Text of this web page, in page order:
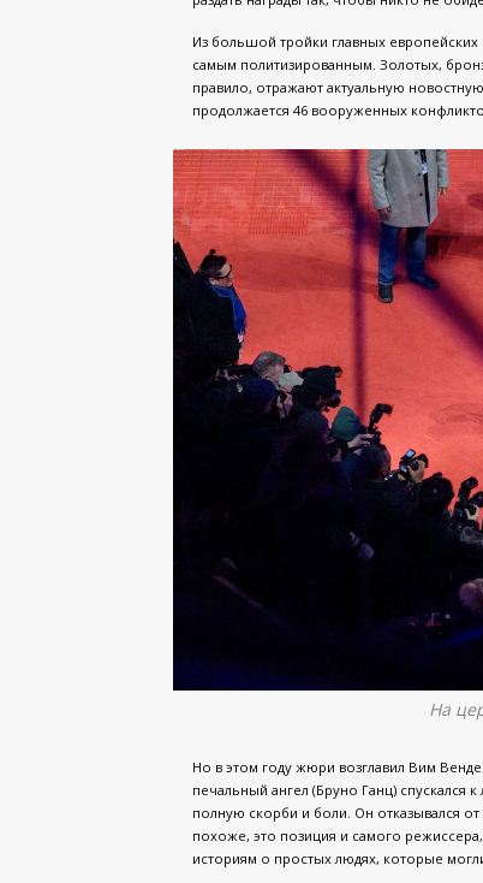
Из большой тройки главных европейских
самым политизированным. Золотых,
правило, отражают актуальную
продолжается 46 вооруженных
На
Но в этом году жюри возглавил Вим
печальный ангел (Бруно Ганц) спускался
полную скорби и боли. Он отказывался
похоже, это позиция и самого
историям о простых людях, которые